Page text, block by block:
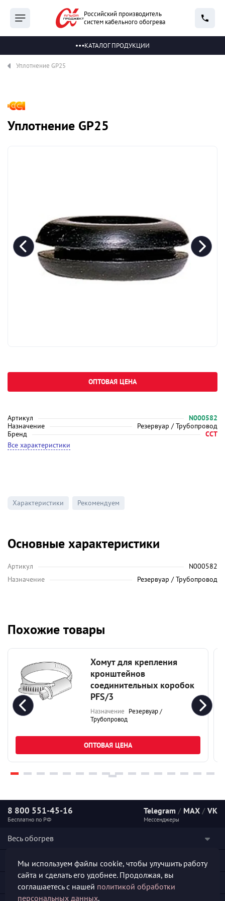
Российский производитель
систем кабельного обогрева
КАТАЛОГ ПРОДУКЦИИ
Уплотнение GP25
Уплотнение GP25
Артикул
N000582
Назначение
Резервуар / Трубопровод
Бренд
ССТ
Все характеристики
ОПТОВАЯ ЦЕНА
Характеристики Рекомендуем
Основные характеристики
Артикул
N000582
Назначение
Резервуар / Трубопровод
Похожие товары
Хомут для крепления
кронштейнов
соединительных коробок
PFS/3
Назначение Резервуар /
Трубопровод
ОПТОВАЯ ЦЕНА
8 800 551-45-16
Бесплатно по РФ
Telegram / MAX / VK
Мессенджеры
Весь обогрев
Наши услуги
Мы используем файлы cookie, чтобы улучшить работу
сайта и сделать его удобнее. Продолжая, вы
соглашаетесь с нашей политикой обработки
персональных данных.